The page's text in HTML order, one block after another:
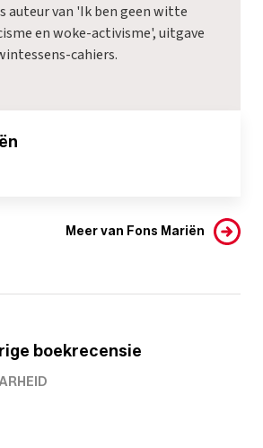
auteur van 'Ik ben geen witte
en woke-activisme', uitgave
cahiers.
Meer van Fons Mariën
boekrecensie